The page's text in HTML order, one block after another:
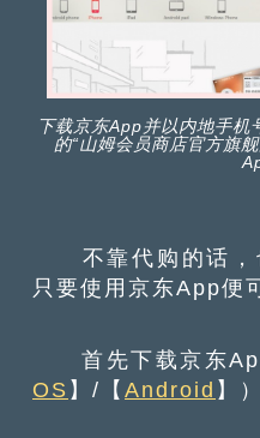
下载京东App并以内地手
的“山姆会员商店官方旗
不靠代购的话，
只要使用京东App便
首先下载京东
OS】/【Android 】